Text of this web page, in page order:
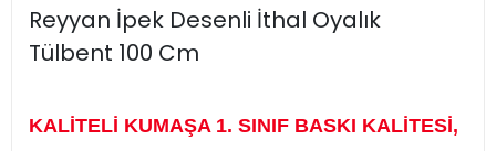
Reyyan İpek Desenli İthal Oyalık
Tülbent 100 Cm
KALİTELİ KUMAŞA 1. SINIF BASKI KALİTESİ,